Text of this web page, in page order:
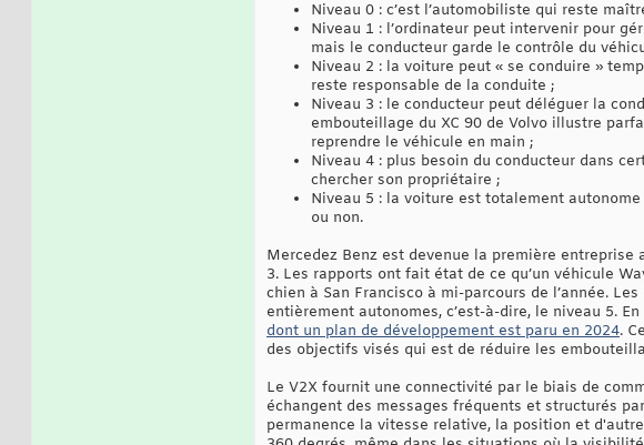
Niveau 0 : c’est l’automobiliste qui reste
Niveau 1 : l’ordinateur peut intervenir pour
mais le conducteur garde le contrôle du
Niveau 2 : la voiture peut « se conduire »
reste responsable de la conduite ;
Niveau 3 : le conducteur peut déléguer la
embouteillage du XC 90 de Volvo illustre
reprendre le véhicule en main ;
Niveau 4 : plus besoin du conducteur dans
chercher son propriétaire ;
Niveau 5 : la voiture est totalement
ou non.
Mercedez Benz est devenue la première
3. Les rapports ont fait état de ce qu’un véhicule
chien à San Francisco à mi-parcours de l’année.
entièrement autonomes, c’est-à-dire, le niveau 5.
dont un plan de développement est paru en 2024.
des objectifs visés qui est de réduire les
Le V2X fournit une connectivité par le biais de
échangent des messages fréquents et structurés
permanence la vitesse relative, la position et